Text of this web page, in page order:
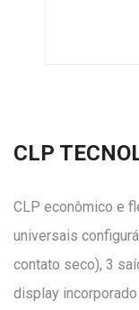
CLP
CLP econômico e
universais
contato seco), 3
display